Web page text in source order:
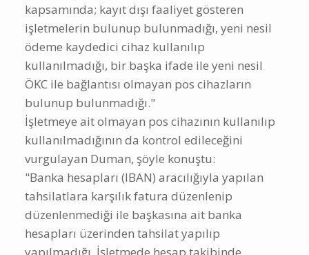
kapsamında; kayıt dışı faaliyet gösteren
işletmelerin bulunup bulunmadığı, yeni nesil
ödeme kaydedici cihaz kullanılıp
kullanılmadığı, bir başka ifade ile yeni nesil
ÖKC ile bağlantısı olmayan pos cihazların
bulunup bulunmadığı."
İşletmeye ait olmayan pos cihazının kullanılıp
kullanılmadığının da kontrol edileceğini
vurgulayan Duman, şöyle konuştu:
"Banka hesapları (IBAN) aracılığıyla yapılan
tahsilatlara karşılık fatura düzenlenip
düzenlenmediği ile başkasına ait banka
hesapları üzerinden tahsilat yapılıp